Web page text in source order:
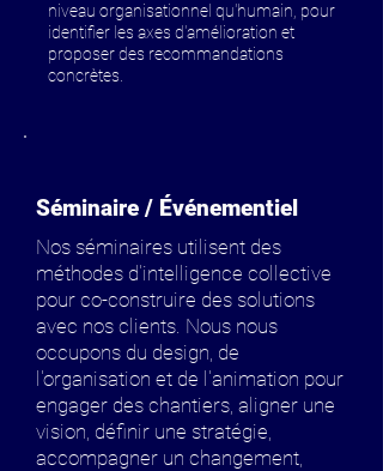
niveau organisationnel qu'humain, pour
identifier les axes d'amélioration et
proposer des recommandations
concrètes.
Séminaire / Événementiel
Nos séminaires utilisent des
méthodes d'intelligence collective
pour co-construire des solutions
avec nos clients. Nous nous
occupons du design, de
l'organisation et de l'animation pour
engager des chantiers, aligner une
vision, définir une stratégie,
accompagner un changement,